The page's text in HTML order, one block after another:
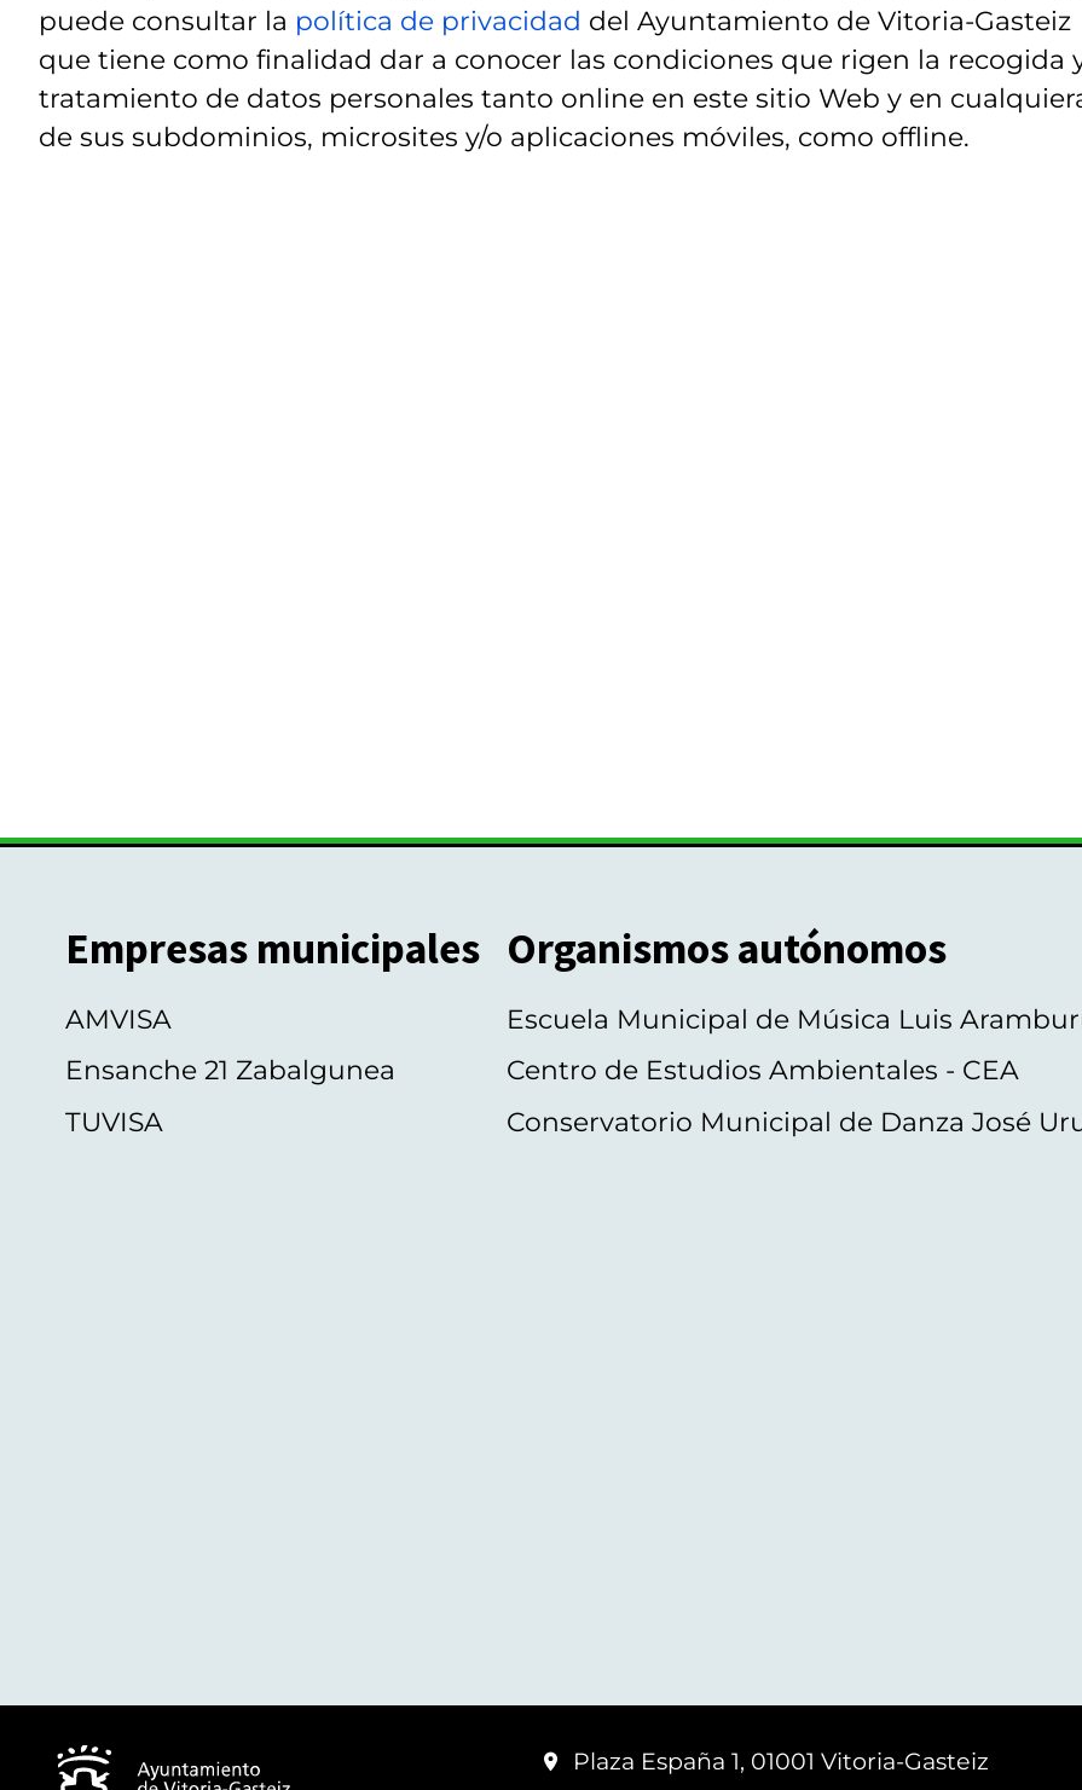
puede consultar la política de privacidad del Ayuntamiento de Vitoria-Gasteiz
que tiene como finalidad dar a conocer las condiciones que rigen la recogida
tratamiento de datos personales tanto online en este sitio Web y en
de sus subdominios, microsites y/o aplicaciones móviles, como offline.
Empresas municipales
AMVISA
Ensanche 21 Zabalgunea
TUVISA
Organismos autónomos
Escuela Municipal de Música Luis
Centro de Estudios Ambientales - CEA
Conservatorio Municipal de Danza José
Plaza España 1, 01001 Vitoria-Gasteiz